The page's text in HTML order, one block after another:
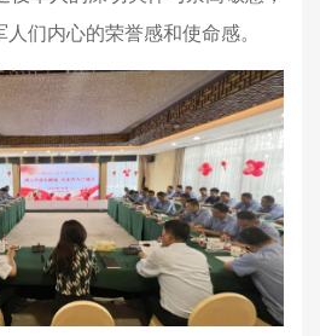
们内心的荣誉感和使命感。